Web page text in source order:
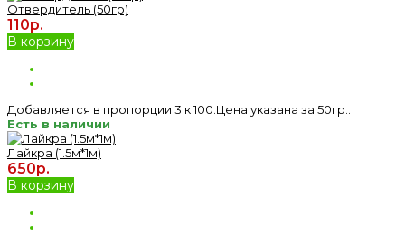
Отвердитель (50гр)
110р.
В корзину
Добавляется в пропорции 3 к 100.Цена указана за 50гр..
Есть в наличии
Лайкра (1.5м*1м)
650р.
В корзину